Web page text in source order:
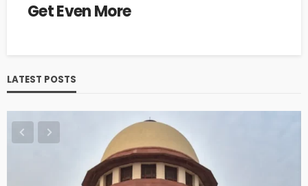
Get Even More
LATEST POSTS